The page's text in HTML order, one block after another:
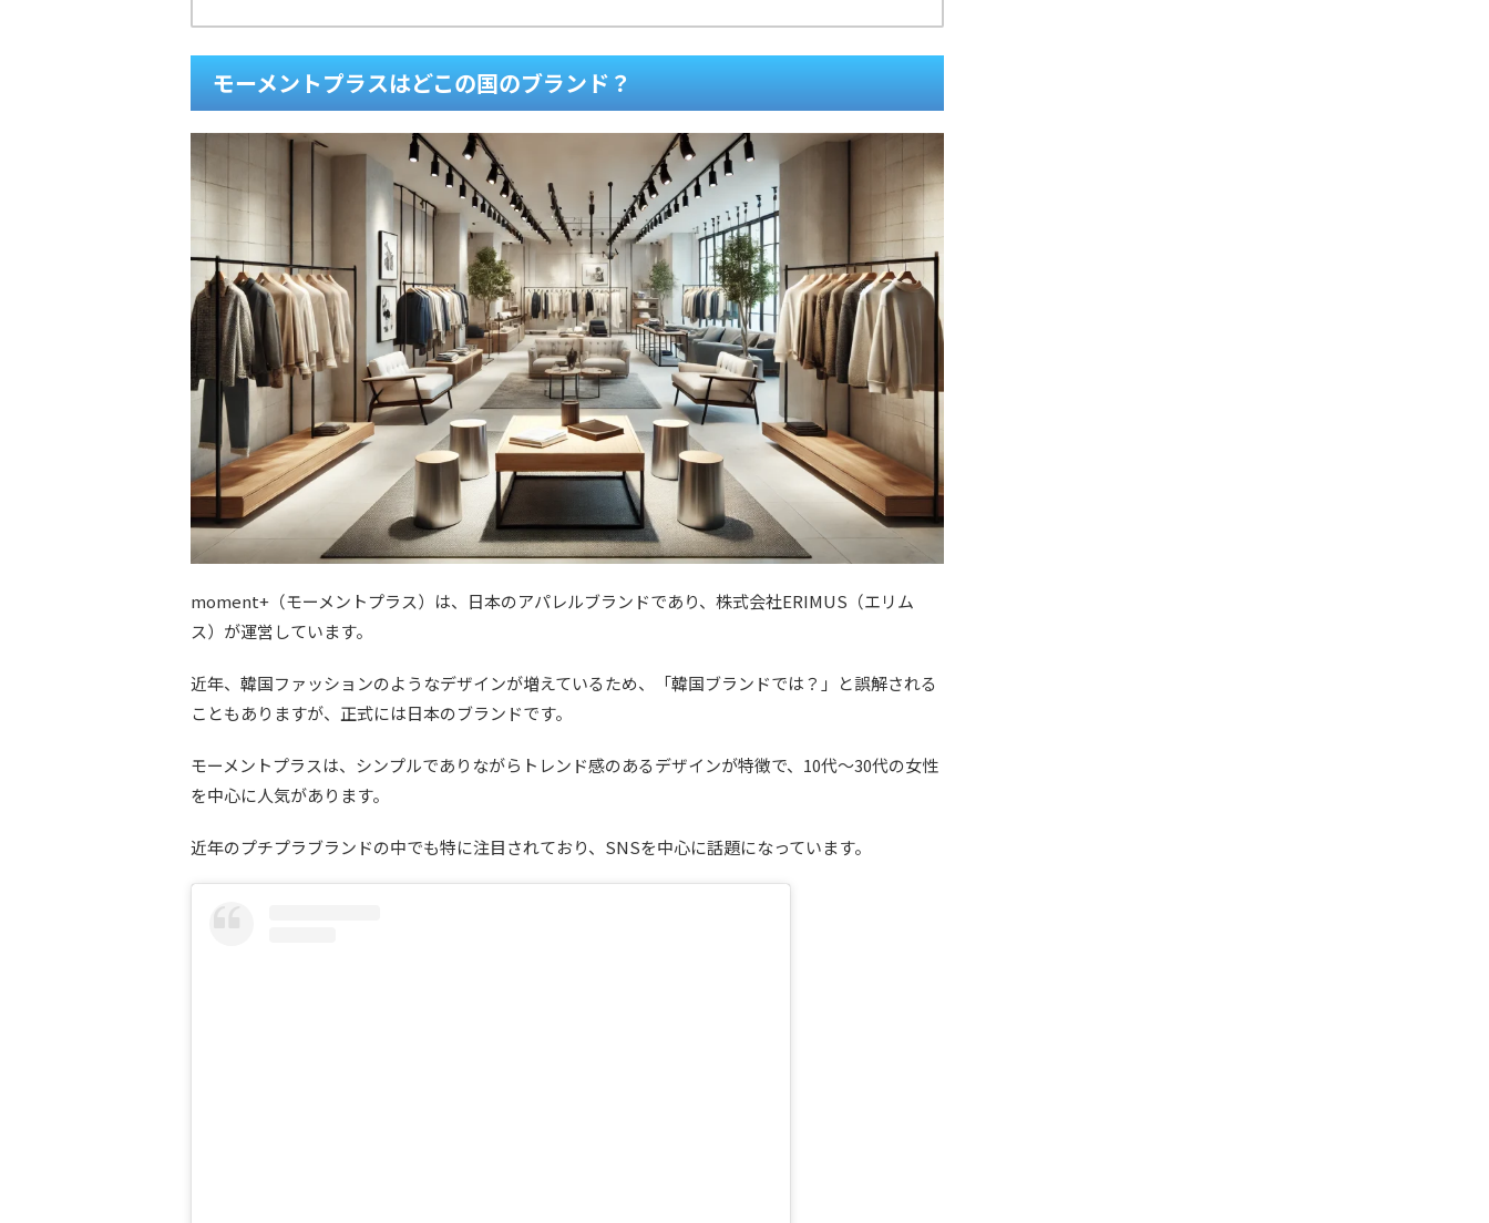
モーメントプラスはどこの国のブランド？
moment+（モーメントプラス）は、日本のアパレルブランドであり、株式会社ERIMUS（エリム
ス）が運営しています。
近年、韓国ファッションのようなデザインが増えているため、「韓国ブランドでは？」と誤解される
こともありますが、正式には日本のブランドです。
モーメントプラスは、シンプルでありながらトレンド感のあるデザインが特徴で、10代〜30代の女性
を中心に人気があります。
近年のプチプラブランドの中でも特に注目されており、SNSを中心に話題になっています。